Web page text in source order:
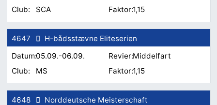
SCA
1,15
4647
05.09.-06.09.
H-bådsstævne Eliteserien
Middelfart
MS
1,15
4648
Norddeutsche Meisterschaft